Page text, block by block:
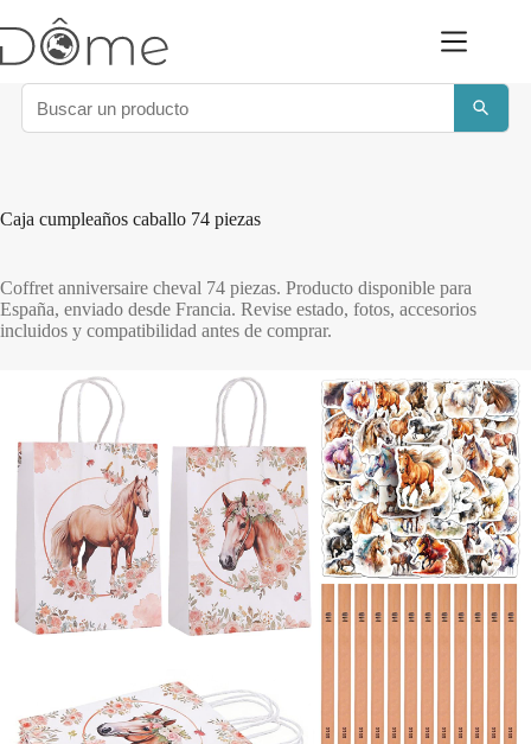
al
contenido
Caja cumpleaños caballo 74 piezas
Coffret anniversaire cheval 74 piezas. Producto disponible para
España, enviado desde Francia. Revise estado, fotos, accesorios
incluidos y compatibilidad antes de comprar.